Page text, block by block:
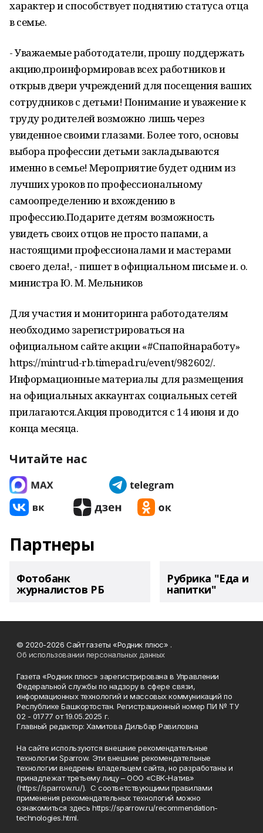
характер и способствует поднятию статуса отца
в семье.
- Уважаемые работодатели, прошу поддержать
акцию,проинформировав всех работников и
открыв двери учреждений для посещения ваших
сотрудников с детьми! Понимание и уважение к
труду родителей возможно лишь через
увиденное своими глазами. Более того, основы
выбора профессии детьми закладываются
именно в семье! Мероприятие будет одним из
лучших уроков по профессиональному
самоопределению и вхождению в
профессию.Подарите детям возможность
увидеть своих отцов не просто папами, а
настоящими профессионалами и мастерами
своего дела!, - пишет в официальном письме и. о.
министра Ю. М. Мельников
Для участия и мониторинга работодателям
необходимо зарегистрироваться на
официальном сайте акции «#Спапойнаработу»
https://mintrud-rb.timepad.ru/event/982602/.
Информационные материалы для размещения
на официальных аккаунтах социальных сетей
прилагаются.Акция проводится с 14 июня и до
конца месяца.
Читайте нас
Партнеры
Фотобанк
журналистов РБ
Рубрика "Еда и
напитки"
© 2020-2026 Сайт газеты «Родник плюс» .
Об использовании персональных данных
Газета «Родник плюс» зарегистрирована в Управлении
Федеральной службы по надзору в сфере связи,
информационных технологий и массовых коммуникаций по
Республике Башкортостан. Регистрационный номер ПИ № ТУ
02 - 01777 от 19.05.2025 г.
Главный редактор: Хамитова Дильбар Равиловна
На сайте используются внешние рекомендательные
технологии Sparrow. Эти внешние рекомендательные
технологии внедрены владельцем сайта, но разработаны и
принадлежат третьему лицу – ООО «СВК-Натив»
(https://sparrow.ru/). С соответствующими правилами
применения рекомендательных технологий можно
ознакомиться здесь https://sparrow.ru/recommendation-
technologies.html.